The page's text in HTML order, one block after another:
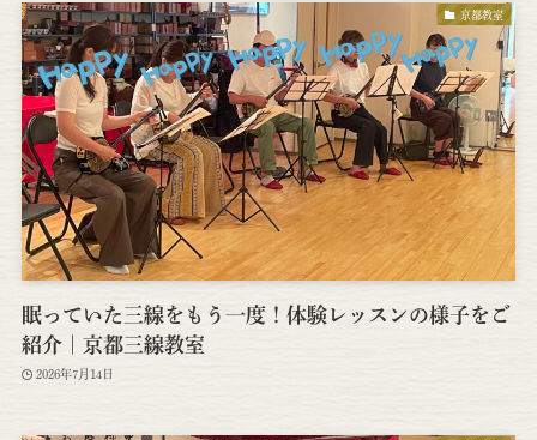
京都教室
眠っていた三線をもう一度！体験レッスンの様子をご
紹介｜京都三線教室
2026年7月14日